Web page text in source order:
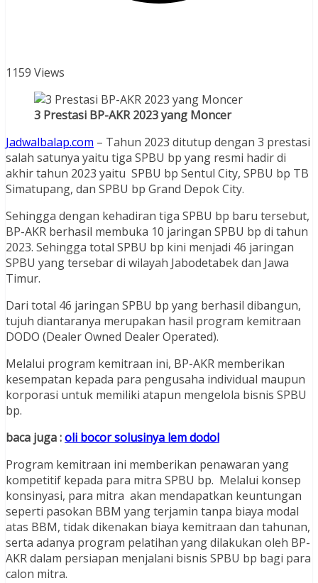
1159 Views
3 Prestasi BP-AKR 2023 yang Moncer
Jadwalbalap.com – Tahun 2023 ditutup dengan 3 prestasi
salah satunya yaitu tiga SPBU bp yang resmi hadir di
akhir tahun 2023 yaitu SPBU bp Sentul City, SPBU bp TB
Simatupang, dan SPBU bp Grand Depok City.
Sehingga dengan kehadiran tiga SPBU bp baru tersebut,
BP-AKR berhasil membuka 10 jaringan SPBU bp di tahun
2023. Sehingga total SPBU bp kini menjadi 46 jaringan
SPBU yang tersebar di wilayah Jabodetabek dan Jawa
Timur.
Dari total 46 jaringan SPBU bp yang berhasil dibangun,
tujuh diantaranya merupakan hasil program kemitraan
DODO (Dealer Owned Dealer Operated).
Melalui program kemitraan ini, BP-AKR memberikan
kesempatan kepada para pengusaha individual maupun
korporasi untuk memiliki atapun mengelola bisnis SPBU
bp.
baca juga :oli bocor solusinya lem dodol
Program kemitraan ini memberikan penawaran yang
kompetitif kepada para mitra SPBU bp. Melalui konsep
konsinyasi, para mitra akan mendapatkan keuntungan
seperti pasokan BBM yang terjamin tanpa biaya modal
atas BBM, tidak dikenakan biaya kemitraan dan tahunan,
serta adanya program pelatihan yang dilakukan oleh BP-
AKR dalam persiapan menjalani bisnis SPBU bp bagi para
calon mitra.